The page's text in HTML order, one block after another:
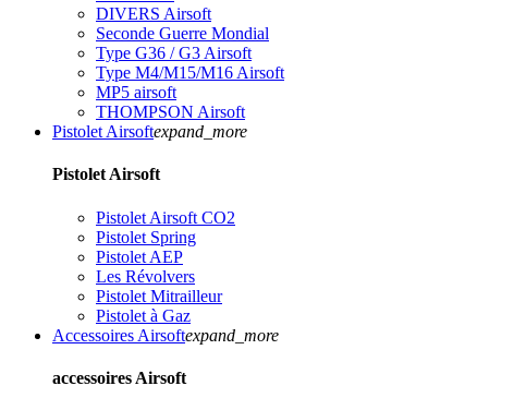
DIVERS Airsoft
Seconde Guerre Mondial
Type G36 / G3 Airsoft
Type M4/M15/M16 Airsoft
MP5 airsoft
THOMPSON Airsoft
Pistolet Airsoftexpand_more
Pistolet Airsoft
Pistolet Airsoft CO2
Pistolet Spring
Pistolet AEP
Les Révolvers
Pistolet Mitrailleur
Pistolet à Gaz
Accessoires Airsoftexpand_more
accessoires Airsoft